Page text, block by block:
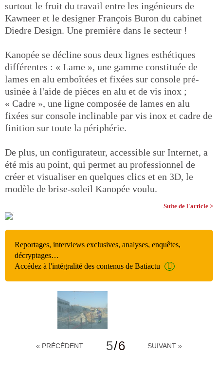
surtout le fruit du travail entre les ingénieurs de
Kawneer et le designer François Buron du cabinet
Diedre Design. Une première dans le secteur !
Kanopée se décline sous deux lignes esthétiques
différentes : « Lame », une gamme constituée de
lames en alu emboîtées et fixées sur console pré-
usinée à l'aide de pièces en alu et de vis inox ;
« Cadre », une ligne composée de lames en alu
fixées sur console inclinable par vis inox et cadre de
finition sur toute la périphérie.
De plus, un configurateur, accessible sur Internet, a
été mis au point, qui permet au professionnel de
créer et visualiser en quelques clics et en 3D, le
modèle de brise-soleil Kanopée voulu.
Suite de l'article >
Reportages, interviews exclusives, analyses, enquêtes,
décryptages…
Accédez à l'intégralité des contenus de Batiactu
« PRÉCÉDENT 5/6 SUIVANT »